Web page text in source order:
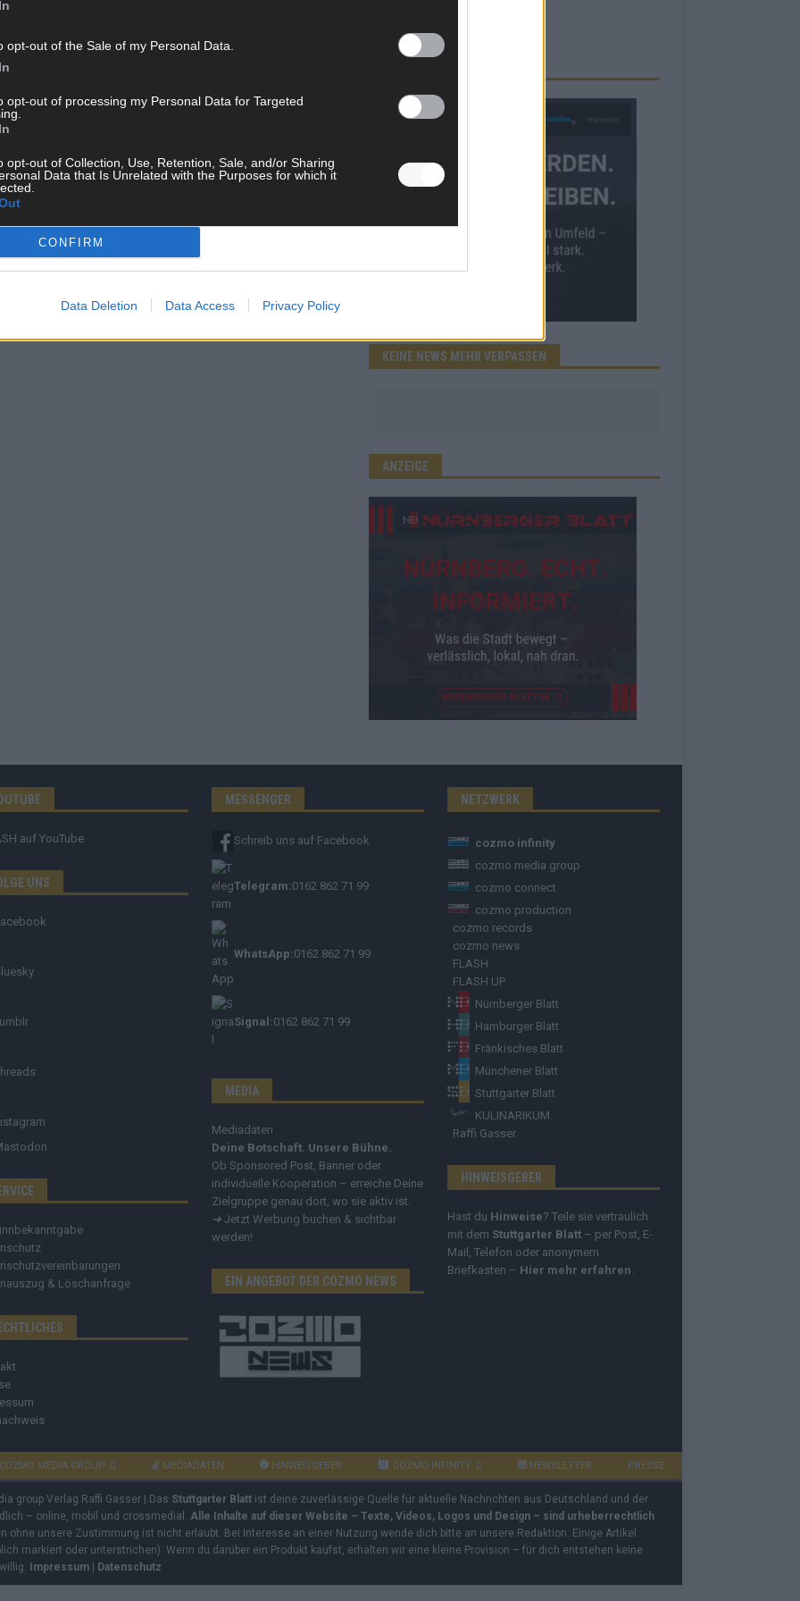
opt-out of the Sale of my Personal Data.
opt-out of processing my Personal Data for Targeted
opt-out of Collection, Use, Retention, Sale, and/or Sharing
Data that Is Unrelated with the Purposes for which it
CONFIRM
Data Deletion Data Access Privacy Policy
KEINE NEWS MEHR VERPASSEN
ANZEIGE
auf YouTube
UNS
& Löschanfrage
MESSENGER
Schreib uns auf Facebook
Telegram:0162 862 71 99
WhatsApp:0162 862 71 99
Signal:0162 862 71 99
MEDIA
Mediadaten
Deine Botschaft. Unsere Bühne.
Ob Sponsored Post, Banner oder
individuelle Kooperation – erreiche Deine
Zielgruppe genau dort, wo sie aktiv ist.
➔ Jetzt Werbung buchen & sichtbar
werden!
EIN ANGEBOT DER COZMO NEWS
NETZWERK
cozmo infinity
cozmo media group
cozmo connect
cozmo production
cozmo records
cozmo news
FLASH
FLASH UP
Nürnberger Blatt
Hamburger Blatt
Fränkisches Blatt
Münchener Blatt
Stuttgarter Blatt
KULINARIKUM.
Raffi Gasser
HINWEISGEBER
Hast du Hinweise? Teile sie vertraulich
mit dem Stuttgarter Blatt – per Post, E-
Mail, Telefon oder anonymem
Briefkasten – Hier mehr erfahren
COZMO MEDIA GROUP MEDIADATEN HINWEISGEBER COZMO INFINITY NEWSLETTER PRESSE
group Verlag Raffi Gasser | Das Stuttgarter Blatt ist deine zuverlässige Quelle für aktuelle Nachrichten aus Deutschland und der
– online, mobil und crossmedial. Alle Inhalte auf dieser Website – Texte, Videos, Logos und Design – sind urheberrechtlich
ohne unsere Zustimmung ist nicht erlaubt. Bei Interesse an einer Nutzung wende dich bitte an unsere Redaktion. Einige Artikel
markiert oder unterstrichen). Wenn du darüber ein Produkt kaufst, erhalten wir eine kleine Provision – für dich entstehen keine
Impressum | Datenschutz